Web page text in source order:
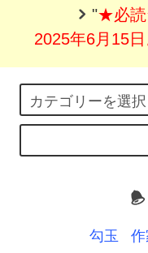
"★必読
2025年6月15
勾玉